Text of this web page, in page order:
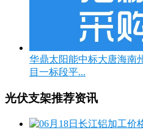
华鼎太阳能中标大唐海南
目一标段平...
光伏支架推荐资讯